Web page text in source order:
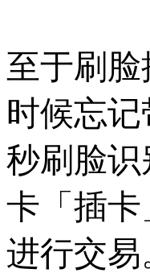
至于刷
时候忘
秒刷脸
卡「插
进行交易